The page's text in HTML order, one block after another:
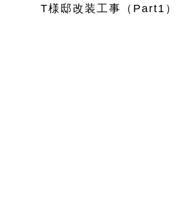
T様邸改装工事（Part1）